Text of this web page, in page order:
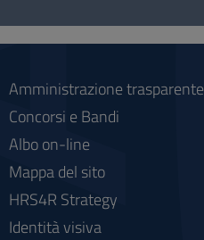
social
Amministrazione trasparente
Concorsi e Bandi
Albo on-line
Mappa del sito
HRS4R Strategy
Identità visiva